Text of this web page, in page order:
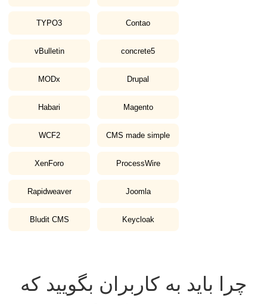
TYPO3 Contao
vBulletin concrete5
MODx Drupal
Habari Magento
WCF2 CMS made simple
XenForo ProcessWire
Rapidweaver Joomla
Bludit CMS Keycloak
چرا باید به کاربران بگویید که